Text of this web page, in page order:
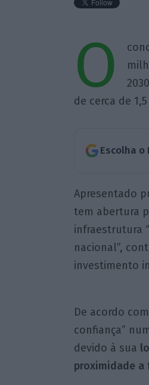
O
de cerca de
Escolha o
Apresentado
tem abertura
infraestrutura
nacional”,
investimento
De acordo
confiança”
devido à sua
proximidade